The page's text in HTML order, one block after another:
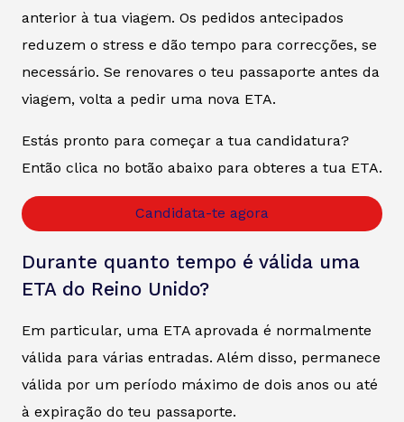
anterior à tua viagem. Os pedidos antecipados
reduzem o stress e dão tempo para correcções, se
necessário. Se renovares o teu passaporte antes da
viagem, volta a pedir uma nova ETA.
Estás pronto para começar a tua candidatura?
Então clica no botão abaixo para obteres a tua ETA.
Candidata-te agora
Durante quanto tempo é válida uma
ETA do Reino Unido?
Em particular, uma ETA aprovada é normalmente
válida para várias entradas. Além disso, permanece
válida por um período máximo de dois anos ou até
à expiração do teu passaporte.